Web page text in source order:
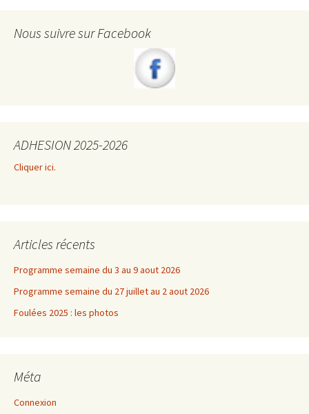
Nous suivre sur Facebook
ADHESION 2025-2026
Cliquer ici.
Articles récents
Programme semaine du 3 au 9 aout 2026
Programme semaine du 27 juillet au 2 aout 2026
Foulées 2025 : les photos
Méta
Connexion